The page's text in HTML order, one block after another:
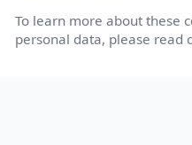
To learn more about these
personal data, please read